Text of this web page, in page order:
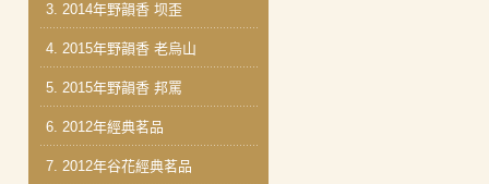
3. 2014年野韻香 坝歪
4. 2015年野韻香 老烏山
5. 2015年野韻香 邦罵
6. 2012年經典茗品
7. 2012年谷花經典茗品